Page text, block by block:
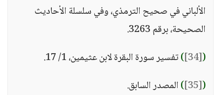
الألباني في صحيح الترمذي، وفي سلسلة الأحاديث
الصحيحة، برقم 3263.
(
[34]
)تفسير سورة البقرة لابن عثيمين، 1/ 17.
(
[35]
)المصدر السابق.